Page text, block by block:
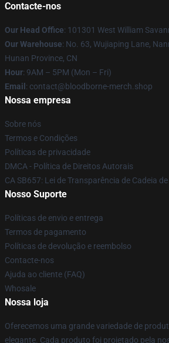
Contacte-nos
Our Head Office: 101301 West William
Our Warehouse: No. 63, Wujiaping Lane,
Hunan Province, CN
Hour: 9AM – 5PM (Mon – Fri)
Email : contact@bloodborne-merch.shop
Nossa empresa
Sobre nós
Termos e Condições
Políticas de privacidade
DMCA - Política de Direitos Autorais
CA SB657: Lei de Transparência de Cadeia
Nosso Suporte
Políticas de envio e entrega
Termos de pagamento
Políticas de devolução e reembolso
Contacte-nos
Ajuda ao cliente (FAQ)
Whosale
Nossa loja
Oferecemos uma grande variedade de
elegante. Cada produto foi projetado pela